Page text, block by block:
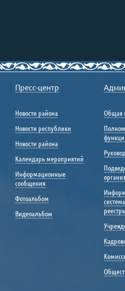
Пресс-центр
Новости района
Новости республики
Новости района
Календарь мероприятий
Информационные
сообщения
Фотоальбом
Видеоальбом
Общая